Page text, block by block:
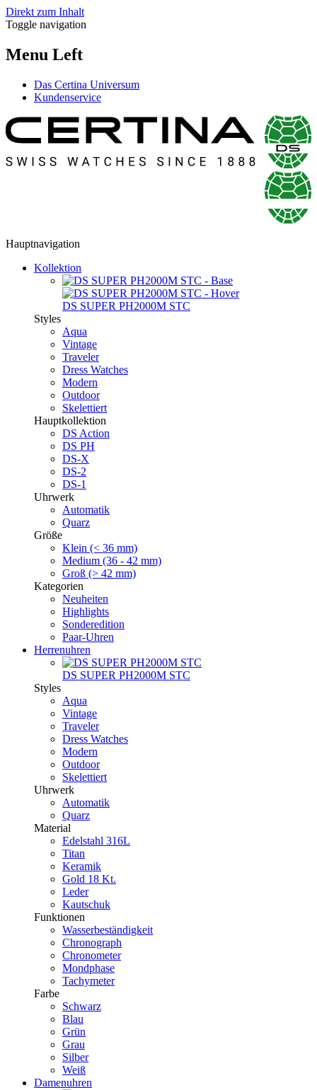
Direkt zum Inhalt
Toggle navigation
Menu Left
Das Certina Universum
Kundenservice
Hauptnavigation
Kollektion
DS SUPER PH2000M STC
Styles
Aqua
Vintage
Traveler
Dress Watches
Modern
Outdoor
Skelettiert
Hauptkollektion
DS Action
DS PH
DS-X
DS-2
DS-1
Uhrwerk
Automatik
Quarz
Größe
Klein (< 36 mm)
Medium (36 - 42 mm)
Groß (> 42 mm)
Kategorien
Neuheiten
Highlights
Sonderedition
Paar-Uhren
Herrenuhren
DS SUPER PH2000M STC
Styles
Aqua
Vintage
Traveler
Dress Watches
Modern
Outdoor
Skelettiert
Uhrwerk
Automatik
Quarz
Material
Edelstahl 316L
Titan
Keramik
Gold 18 Kt.
Leder
Kautschuk
Funktionen
Wasserbeständigkeit
Chronograph
Chronometer
Mondphase
Tachymeter
Farbe
Schwarz
Blau
Grün
Grau
Silber
Weiß
Damenuhren